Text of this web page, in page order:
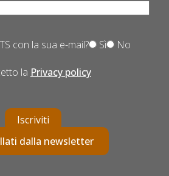
con la sua e-mail? Sì No
la Privacy policy
Iscriviti
dalla newsletter